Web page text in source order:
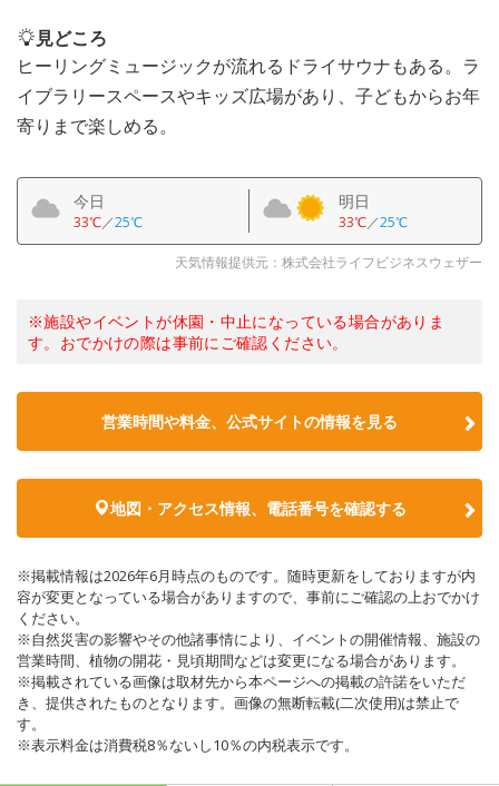
見どころ
ヒーリングミュージックが流れるドライサウナもある。ラ
イブラリースペースやキッズ広場があり、子どもからお年
寄りまで楽しめる。
今日
33℃／25℃
明日
33℃／25℃
天気情報提供元：株式会社ライフビジネスウェザー
※施設やイベントが休園・中止になっている場合がありま
す。おでかけの際は事前にご確認ください。
営業時間や料金、公式サイトの情報を見る
地図・アクセス情報、電話番号を確認する
※掲載情報は2026年6月時点のものです。随時更新をしておりますが内
容が変更となっている場合がありますので、事前にご確認の上おでかけ
ください。
※自然災害の影響やその他諸事情により、イベントの開催情報、施設の
営業時間、植物の開花・見頃期間などは変更になる場合があります。
※掲載されている画像は取材先から本ページへの掲載の許諾をいただ
き、提供されたものとなります。画像の無断転載(二次使用)は禁止で
す。
※表示料金は消費税8％ないし10％の内税表示です。